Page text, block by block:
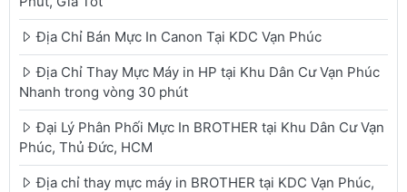
Địa Chỉ Bán Mực In Canon Tại KDC Vạn Phúc
Địa Chỉ Thay Mực Máy in HP tại Khu Dân Cư Vạn Phúc
Nhanh trong vòng 30 phút
Đại Lý Phân Phối Mực In BROTHER tại Khu Dân Cư Vạn
Phúc, Thủ Đức, HCM
Địa chỉ thay mực máy in BROTHER tại KDC Vạn Phúc,